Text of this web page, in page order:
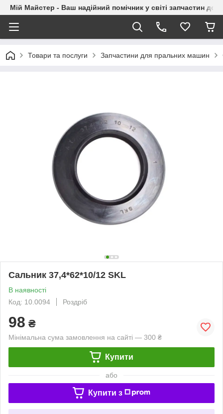
Мій Майстер - Ваш надійний помічник у світі запчастин до
Товари та послуги Запчастини для пральних машин
Сальник 37,4*62*10/12 SKL
В наявності
Код: 10.0094
Роздріб
98 ₴
Мінімальна сума замовлення на сайті — 300 ₴
Купити
або
Купити з